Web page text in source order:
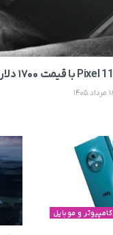
کامپیوتر و موبایل